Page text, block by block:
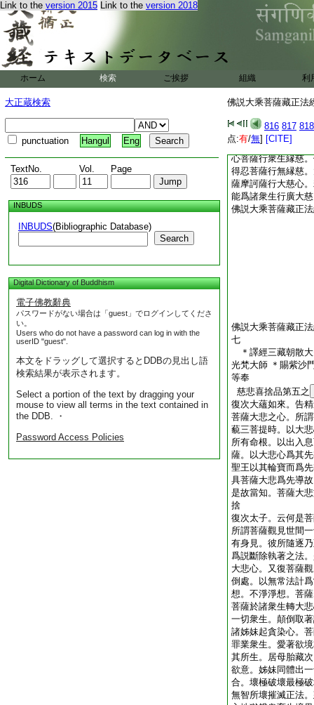
Link to the version 2015 Link to the version 2018
ホーム 検索 ご挨拶 組織 利
大正蔵検索
punctuation Hangul Eng
TextNo. Vol. Page
INBUDS
INBUDS(Bibliographic Database)
Search
Digital Dictionary of Buddhism
電子佛教辭典
パスワードがない場合は「guest」でログインしてくださ
い。
Users who do not have a password can log in with the
userID "guest".
本文をドラッグして選択するとDDBの見出し語
検索結果が表示されます。
Select a portion of the text by dragging your
mouse to view all terms in the text contained in
the DDB. ・
Password Access Policies
佛説大乘菩薩藏正法
816 817 818
点:有/無] [CITE]
離諸異想。一切戒
爲作護。現忍辱力
精進出離正行。於
煩惱以決定心而求
蕩一切不善自性及
塗飾。消滅一切惡
心救護世間。以大
樂
復次太子。諸聲聞
薩慈心。而常利益
心菩薩行衆生縁慈
得忍菩薩行無縁慈
薩摩訶薩行大慈心
能爲諸衆生行廣大慈
佛説大乘菩薩藏正
佛説大乘菩薩藏正
七
＊譯經三藏朝散
光梵大師 ＊賜紫沙
等奉
慈悲喜捨品第五之
復次大蘊如來。告
菩薩大悲之心。所
藐三菩提時。以大
所有命根。以出入
薩。以大悲心爲其
聖王以其輪寶而爲
具菩薩大悲爲先導
是故當知。菩薩大
捨
復次太子。云何是
所謂菩薩觀見世間
有身見。彼所隨逐
爲説斷除執著之法
大悲心。又復菩薩
倒處。以無常法計
想。不淨淨想。菩
菩薩於諸衆生轉大
一切衆生。顛倒取
諸姊妹起貪染心。
罪業衆生。愛著欲
其所生。居母胎藏
欲意。姊妹同體出
合。壞極破壞最極
無智所壞摧滅正法